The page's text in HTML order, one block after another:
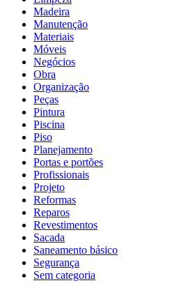
Madeira
Manutenção
Materiais
Móveis
Negócios
Obra
Organização
Peças
Pintura
Piscina
Piso
Planejamento
Portas e portões
Profissionais
Projeto
Reformas
Reparos
Revestimentos
Sacada
Saneamento básico
Segurança
Sem categoria